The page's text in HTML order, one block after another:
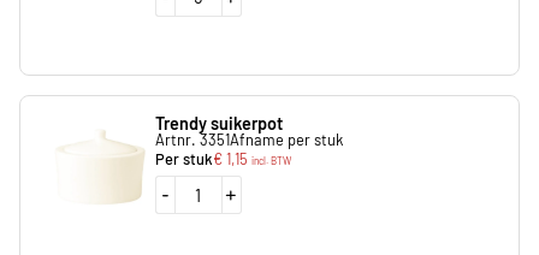
Trendy suikerpot
Artnr. 3351Afname per stuk
Per stuk€1,15 incl. BTW
- +